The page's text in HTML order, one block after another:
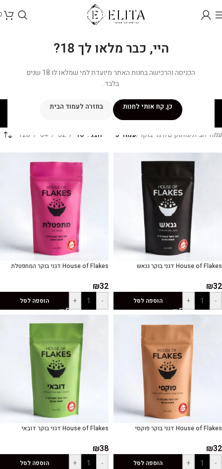
היי, כבר מלאו לך 18?
הכניסה והרכישה בחנות האתר מיועדת למי שמלאו לו 18 שנים
בלבד.
כן, קח אותי לחנות בחזרה לעמוד הביתדגני בוקר
עמוד הבית/מתוקים/דגני בוקר /עמוד 3 הצג 16
32
64
128
House of Flakes דגני בוקר גנאש
₪32
-
+ הוספה לסל
House of Flakes דגני בוקר המתפטלת
₪32
-
+ הוספה לסל
House of Flakes דגני בוקר פוקסי
₪32
-
+ הוספה לסל
House of Flakes דגני בוקר דובאי
₪38
-
+ הוספה לסל